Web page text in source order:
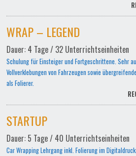
WRAP – LEGEND
Dauer: 4 Tage / 32 Unterrichtseinheiten
Schulung für Einsteiger und Fortgeschrittene. Sehr
Vollverklebungen von Fahrzeugen sowie
als Folierer.
STARTUP
Dauer: 5 Tage / 40 Unterrichtseinheiten
Car Wrapping Lehrgang inkl. Folierung im